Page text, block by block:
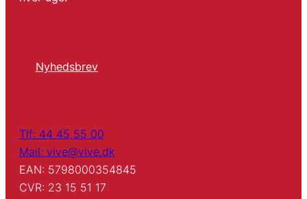
Nyhedsbrev
Tlf: 44 45 55 00
Mail: vive@vive.dk
EAN: 5798000354845
CVR: 23 15 51 17